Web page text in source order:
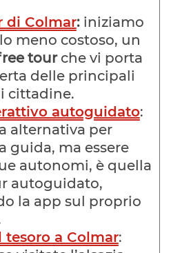
di Colmar:iniziamo
meno costoso, un
tourche vi porta
delle principali
cittadine.
autoguidato:
alternativa per
guida, ma essere
autonomi, è quella
autoguidato,
la app sul proprio
tesoro a Colmar: